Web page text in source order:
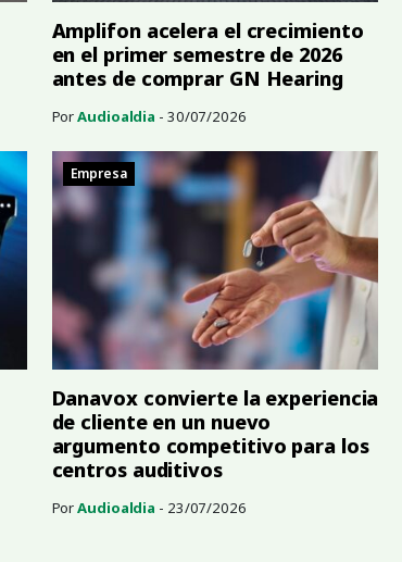
Amplifon acelera el crecimiento
en el primer semestre de 2026
antes de comprar GN Hearing
PorAudioaldia - 30/07/2026
Empresa
Danavox convierte la experiencia
de cliente en un nuevo
argumento competitivo para los
centros auditivos
PorAudioaldia - 23/07/2026